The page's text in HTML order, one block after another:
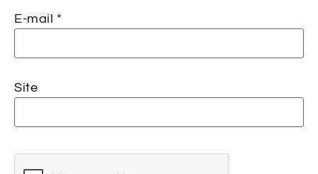
E-mail *
Site